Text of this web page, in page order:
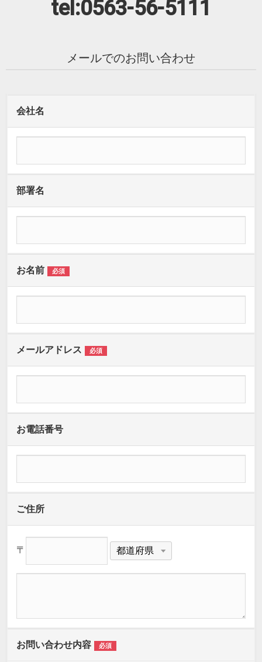
tel:0563-56-5111
メールでのお問い合わせ
会社名
部署名
お名前 必須
メールアドレス 必須
お電話番号
ご住所
〒
お問い合わせ内容 必須